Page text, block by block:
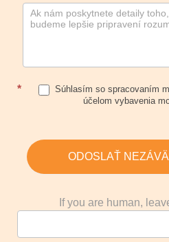
*
Súhlasím so spracovaním
účelom vybavenia
ODOSLAŤ
If you are human,